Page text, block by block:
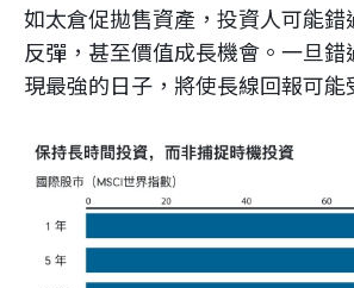
如太倉促拋售資產，投資人可能
反彈，甚至價值成長機會。一旦錯
現最強的日子，將使長線回報可能